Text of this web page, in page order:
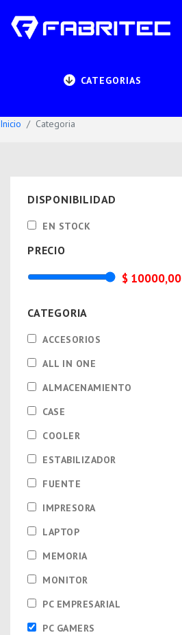
CATEGORIAS
Inicio Categoria
DISPONIBILIDAD
EN STOCK
PRECIO
$ 10000,00
CATEGORIA
ACCESORIOS
ALL IN ONE
ALMACENAMIENTO
CASE
COOLER
ESTABILIZADOR
FUENTE
IMPRESORA
LAPTOP
MEMORIA
MONITOR
PC EMPRESARIAL
PC GAMERS